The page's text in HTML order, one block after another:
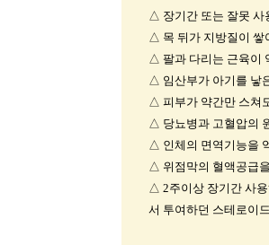
△ 장기간 또는 잘못 사
△ 목 뒤가 지방질이 쌓
△ 팔과 다리는 근육이
△ 임산부가 아기를 낳
△ 피부가 약간만 스쳐
△ 당뇨병과 고혈압의
△ 인체의 면역기능을
△ 위점막의 혈액공급
△ 2주이상 장기간 사
서 투여하던 스테로이